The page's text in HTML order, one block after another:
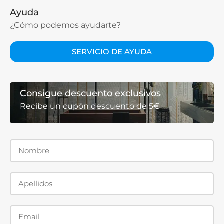
Ayuda
¿Cómo podemos ayudarte?
SERVICIO DE AYUDA
Consigue descuento exclusivos
Recibe un cupón descuento de 5€